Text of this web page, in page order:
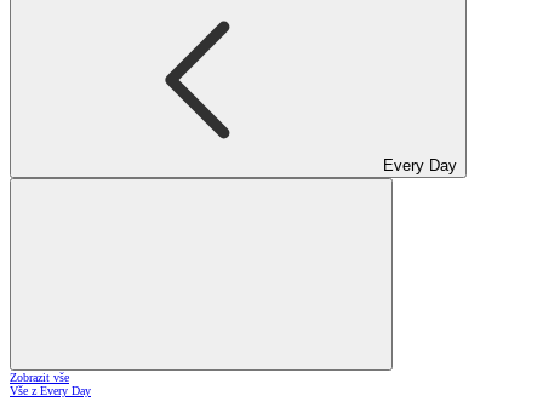
Every Day
Zobrazit vše
Vše z Every Day